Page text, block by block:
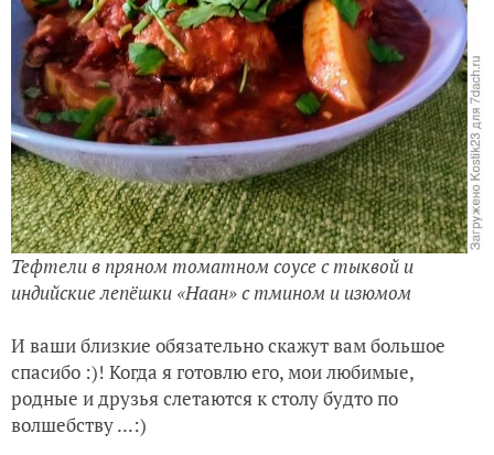
Тефтели в пряном томатном соусе с тыквой и
индийские лепёшки «Наан» с тмином и изюмом
И ваши близкие обязательно скажут вам большое
спасибо :)! Когда я готовлю его, мои любимые,
родные и друзья слетаются к столу будто по
волшебству ...:)